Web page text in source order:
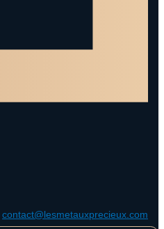
contact@lesmetauxprecieux.com